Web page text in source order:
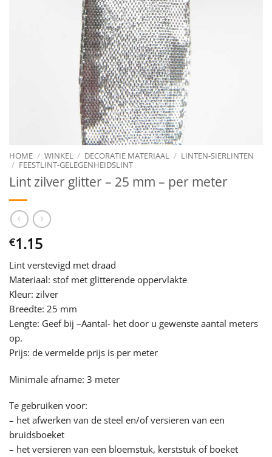
HOME / WINKEL / DECORATIE MATERIAAL / LINTEN-SIERLINTEN
/ FEESTLINT-GELEGENHEIDSLINT
Lint zilver glitter – 25 mm – per meter
€1.15
Lint verstevigd met draad
Materiaal: stof met glitterende oppervlakte
Kleur: zilver
Breedte: 25 mm
Lengte: Geef bij –Aantal- het door u gewenste aantal meters
op.
Prijs: de vermelde prijs is per meter
Minimale afname: 3 meter
Te gebruiken voor:
– het afwerken van de steel en/of versieren van een
bruidsboeket
– het versieren van een bloemstuk, kerststuk of boeket